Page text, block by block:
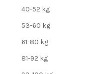
40-52 kg
53-60 kg
61-80 kg
81-92 kg